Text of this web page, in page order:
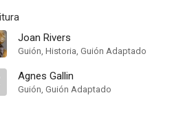
Joan Rivers
Guión, Historia, Guión Adaptado
Agnes Gallin
Guión, Guión Adaptado